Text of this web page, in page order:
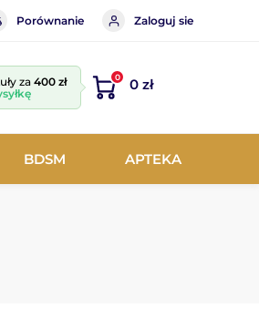
Porównanie Zaloguj sie
za400 zł
0 0 zł
BDSM APTEKA